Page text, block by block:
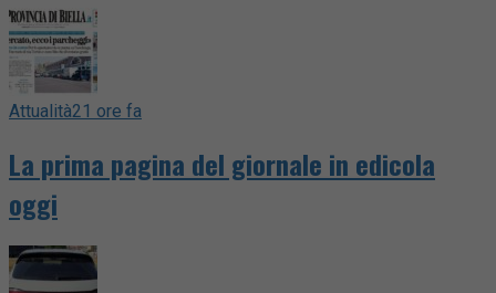
Attualità21 ore fa
La prima pagina del giornale in edicola
oggi